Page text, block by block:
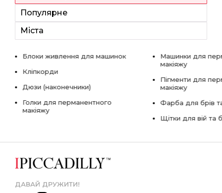
Популярне
Міста
Блоки живлення для машинок
Кліпкорди
Дюзи (наконечники)
Голки для перманентного
макіяжу
Машинки для
макіяжу
Пігменти для
макіяжу
Фарба для брів
Щітки для вій та
ДАВАЙ ДРУЖИТИ!